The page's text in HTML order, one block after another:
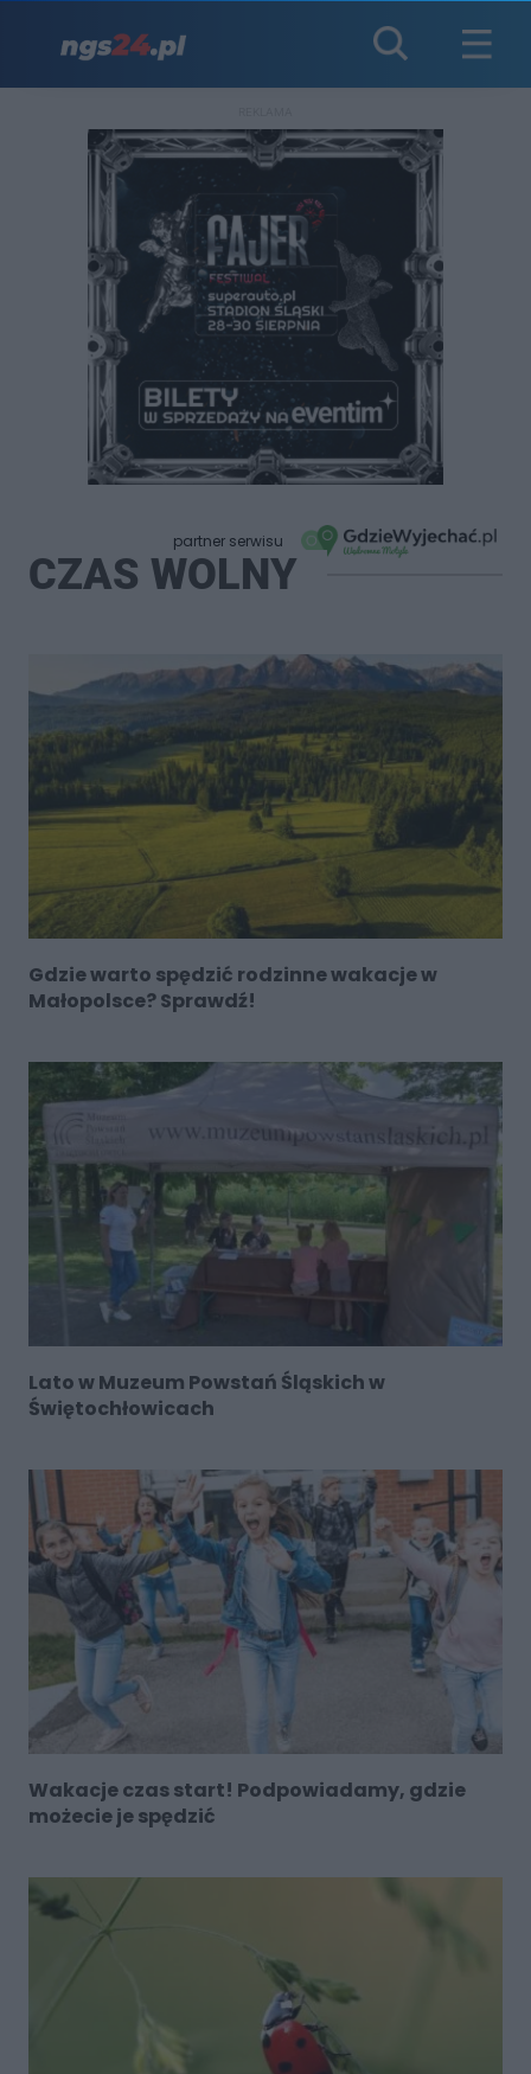
partner serwisu
CZAS WOLNY
Gdzie warto spędzić rodzinne wakacje w
Małopolsce? Sprawdź!
Lato w Muzeum Powstań Śląskich w
Świętochłowicach
Wakacje czas start! Podpowiadamy, gdzie
możecie je spędzić